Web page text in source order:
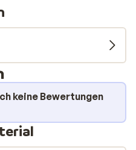
Lage ist ideal, um den
wo aus Sie einen
Gipfel wie den Eiger, die
sogar den Mont Blanc
fantastischen Tag im
den Skiern zurück zum
in Ihrem gemütlichen
Bett, einem
Balkon ausgestattet
mit einem Besuch im
keine Bewertungen